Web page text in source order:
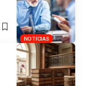
NOTÍCIAS